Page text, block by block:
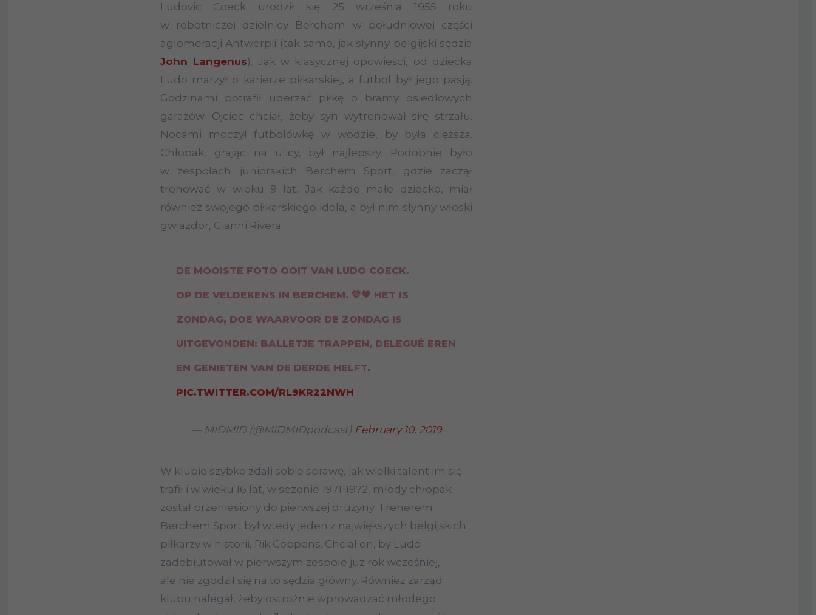
Ludovic Coeck urodził się 25 września 1955 roku
w robotniczej dzielnicy Berchem w południowej części
aglomeracji Antwerpii (tak samo, jak słynny belgijski sędzia
John Langenus). Jak w klasycznej opowieści, od dziecka
Ludo marzył o karierze piłkarskiej, a futbol był jego pasją.
Godzinami potrafił uderzać piłkę o bramy osiedlowych
garażów. Ojciec chciał, żeby syn wytrenował siłę strzału.
Nocami moczył futbolówkę w wodzie, by była cięższa.
Chłopak, grając na ulicy, był najlepszy. Podobnie było
w zespołach juniorskich Berchem Sport, gdzie zaczął
trenować w wieku 9 lat. Jak każde małe dziecko, miał
również swojego piłkarskiego idola, a był nim słynny włoski
gwiazdor, Gianni Rivera.
DE MOOISTE FOTO OOIT VAN LUDO COECK.
OP DE VELDEKENS IN BERCHEM. 💛🖤 HET IS
ZONDAG, DOE WAARVOOR DE ZONDAG IS
UITGEVONDEN: BALLETJE TRAPPEN, DELEGUÉ EREN
EN GENIETEN VAN DE DERDE HELFT.
PIC.TWITTER.COM/RL9KR22NWH
— MIDMID (@MIDMIDpodcast) February 10, 2019
W klubie szybko zdali sobie sprawę, jak wielki talent im się
trafił i w wieku 16 lat, w sezonie 1971-1972, młody chłopak
został przeniesiony do pierwszej drużyny. Trenerem
Berchem Sport był wtedy jeden z największych belgijskich
piłkarzy w historii, Rik Coppens. Chciał on, by Ludo
zadebiutował w pierwszym zespole już rok wcześniej,
ale nie zgodził się na to sędzia główny. Również zarząd
klubu nalegał, żeby ostrożnie wprowadzać młodego